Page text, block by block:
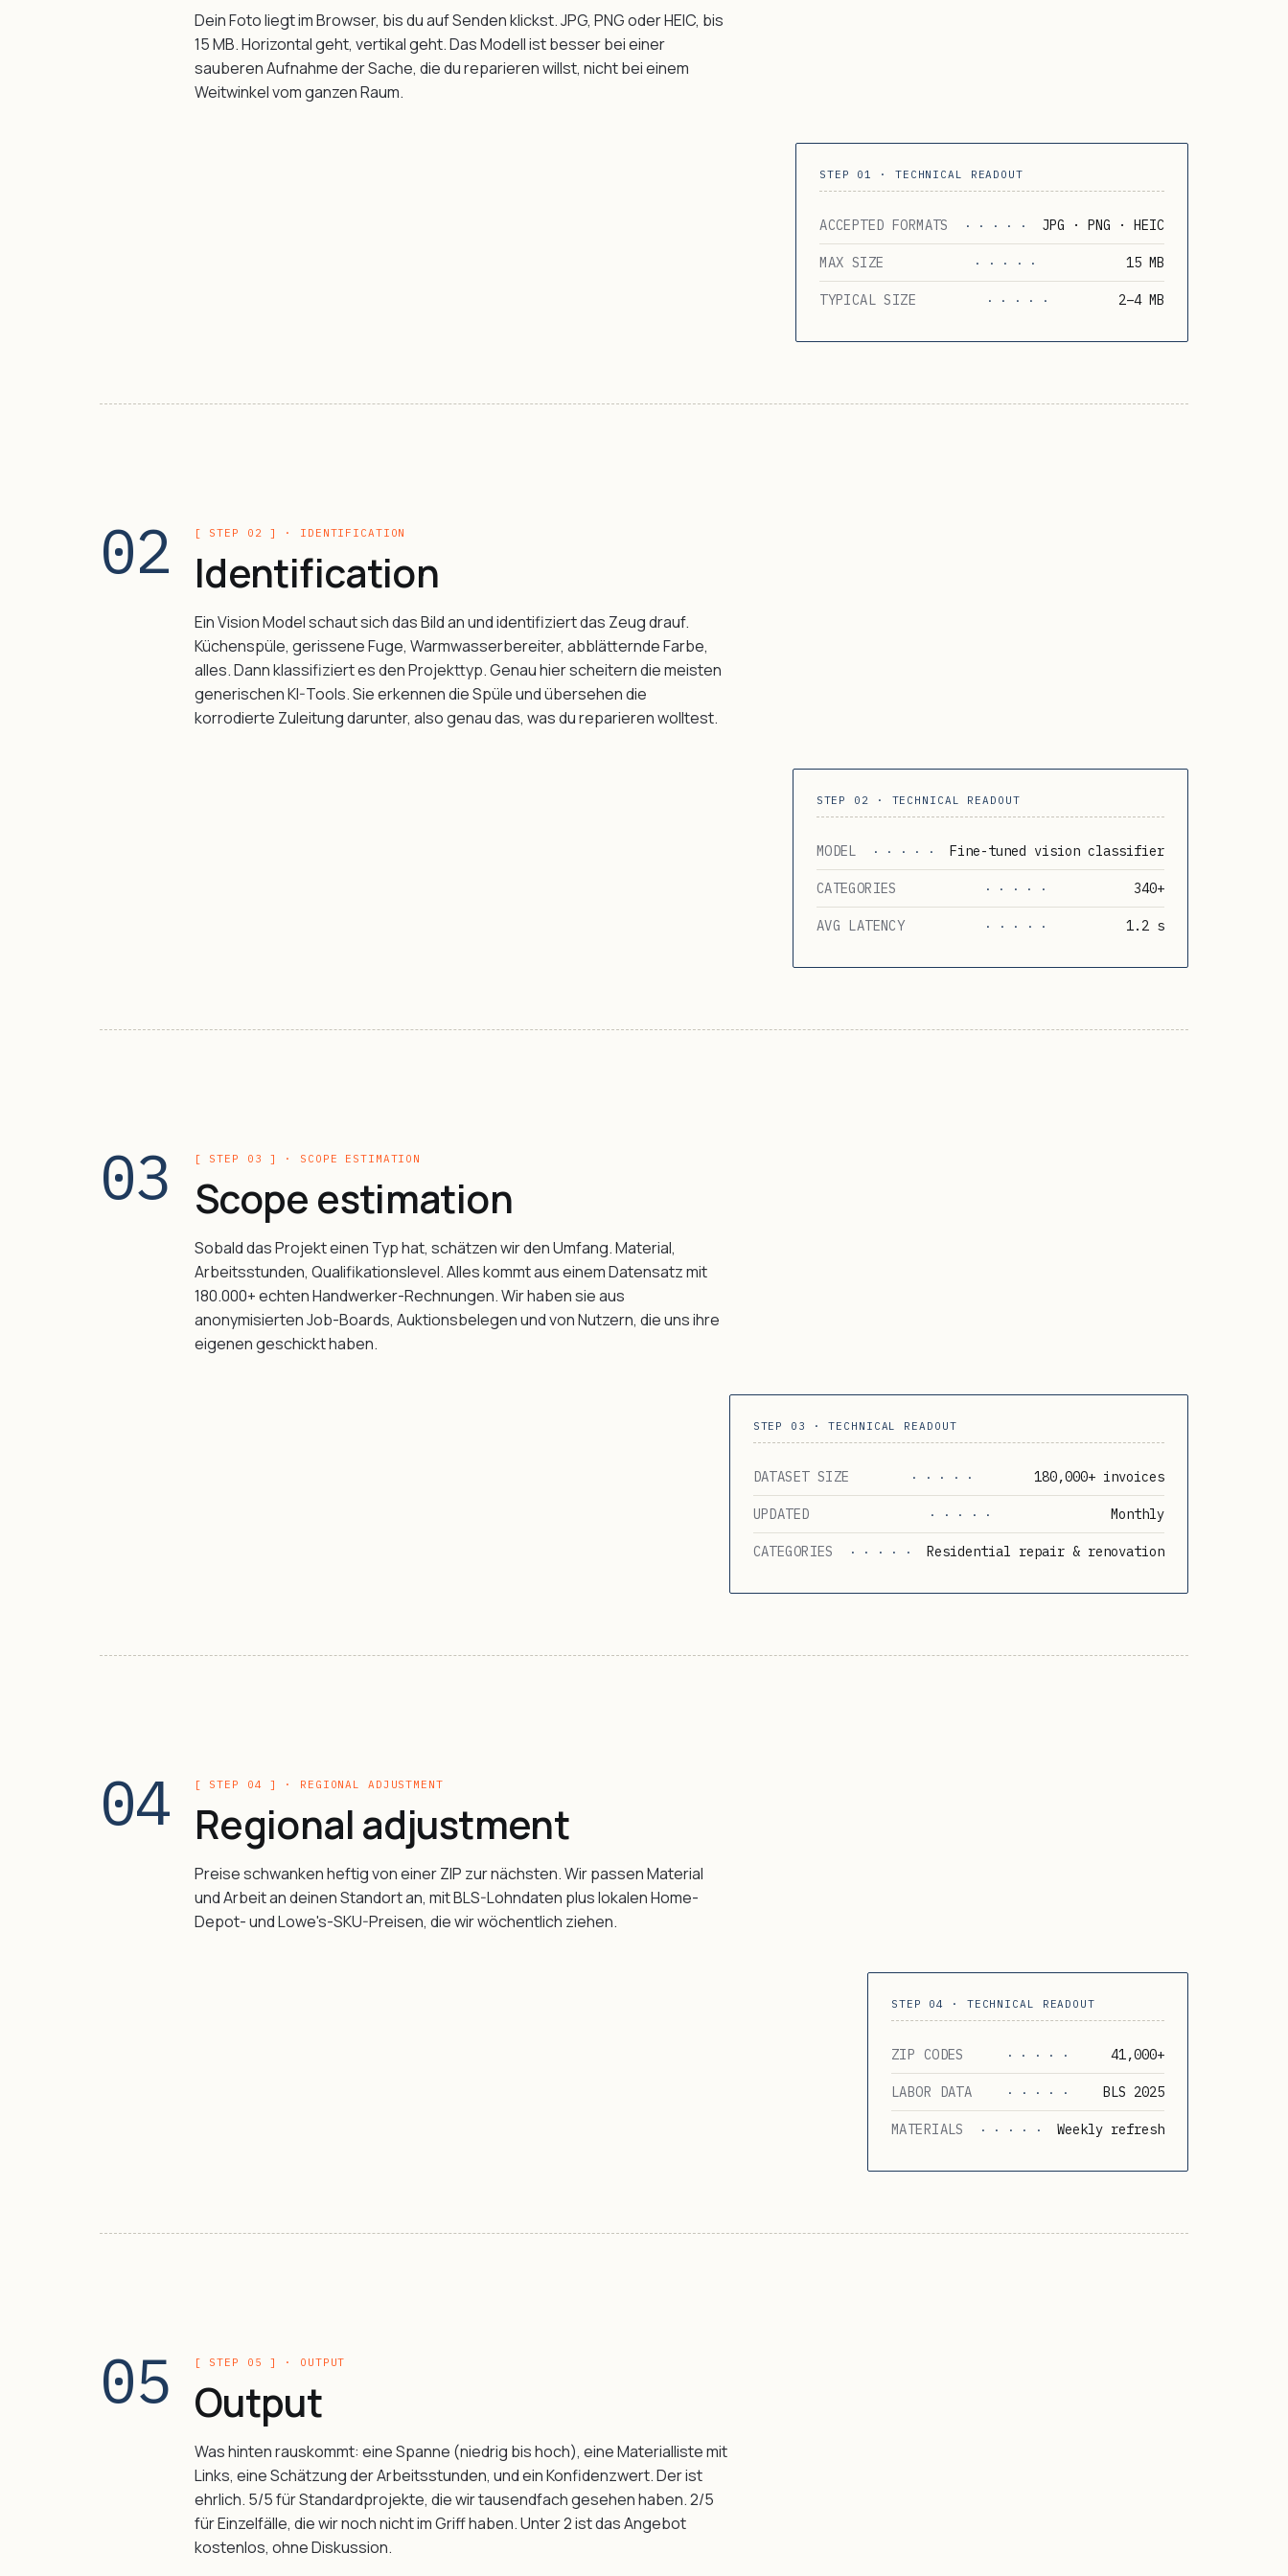
Dein Foto liegt im Browser, bis du auf Senden klickst. JPG, PNG oder HEIC, bis
15 MB. Horizontal geht, vertikal geht. Das Modell ist besser bei einer
sauberen Aufnahme der Sache, die du reparieren willst, nicht bei einem
Weitwinkel vom ganzen Raum.
STEP 01 · TECHNICAL READOUT
ACCEPTED FORMATS · · · · · JPG · PNG · HEIC
MAX SIZE · · · · · 15 MB
TYPICAL SIZE · · · · · 2–4 MB
02 [ STEP 02 ] · IDENTIFICATION
Identification
Ein Vision Model schaut sich das Bild an und identifiziert das Zeug drauf.
Küchenspüle, gerissene Fuge, Warmwasserbereiter, abblätternde Farbe,
alles. Dann klassifiziert es den Projekttyp. Genau hier scheitern die meisten
generischen KI-Tools. Sie erkennen die Spüle und übersehen die
korrodierte Zuleitung darunter, also genau das, was du reparieren wolltest.
STEP 02 · TECHNICAL READOUT
MODEL · · · · · Fine-tuned vision classifier
CATEGORIES · · · · · 340+
AVG LATENCY · · · · · 1.2 s
03 [ STEP 03 ] · SCOPE ESTIMATION
Scope estimation
Sobald das Projekt einen Typ hat, schätzen wir den Umfang. Material,
Arbeitsstunden, Qualifikationslevel. Alles kommt aus einem Datensatz mit
180.000+ echten Handwerker-Rechnungen. Wir haben sie aus
anonymisierten Job-Boards, Auktionsbelegen und von Nutzern, die uns ihre
eigenen geschickt haben.
STEP 03 · TECHNICAL READOUT
DATASET SIZE · · · · · 180,000+ invoices
UPDATED · · · · · Monthly
CATEGORIES · · · · · Residential repair & renovation
04 [ STEP 04 ] · REGIONAL ADJUSTMENT
Regional adjustment
Preise schwanken heftig von einer ZIP zur nächsten. Wir passen Material
und Arbeit an deinen Standort an, mit BLS-Lohndaten plus lokalen Home-
Depot- und Lowe's-SKU-Preisen, die wir wöchentlich ziehen.
STEP 04 · TECHNICAL READOUT
ZIP CODES · · · · · 41,000+
LABOR DATA · · · · · BLS 2025
MATERIALS · · · · · Weekly refresh
05 [ STEP 05 ] · OUTPUT
Output
Was hinten rauskommt: eine Spanne (niedrig bis hoch), eine Materialliste mit
Links, eine Schätzung der Arbeitsstunden, und ein Konfidenzwert. Der ist
ehrlich. 5/5 für Standardprojekte, die wir tausendfach gesehen haben. 2/5
für Einzelfälle, die wir noch nicht im Griff haben. Unter 2 ist das Angebot
kostenlos, ohne Diskussion.